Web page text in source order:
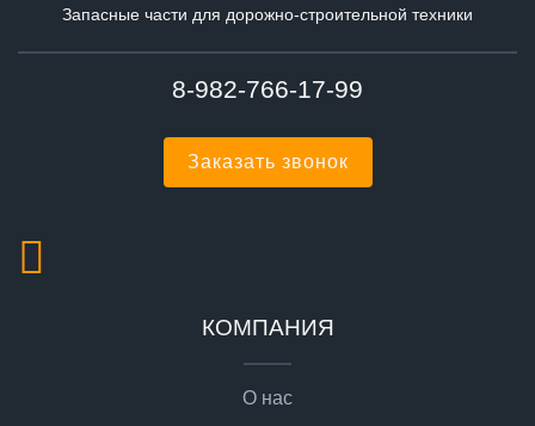
Запасные части для дорожно-строительной техники
8-982-766-17-99
Заказать звонок
КОМПАНИЯ
О нас